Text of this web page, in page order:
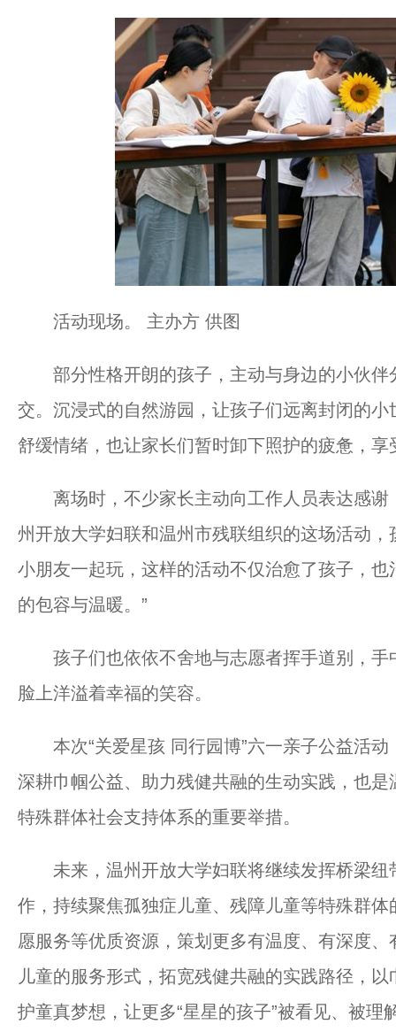
活动现场。 主办方 供图
部分性格开朗的孩子，主动与身边的小伙伴
交。沉浸式的自然游园，让孩子们远离封闭的
舒缓情绪，也让家长们暂时卸下照护的疲惫，享
离场时，不少家长主动向工作人员表达感谢
州开放大学妇联和温州市残联组织的这场活动
小朋友一起玩，这样的活动不仅治愈了孩子，
的包容与温暖。”
孩子们也依依不舍地与志愿者挥手道别，手
脸上洋溢着幸福的笑容。
本次“关爱星孩 同行园博”六一亲子公益活动
深耕巾帼公益、助力残健共融的生动实践，也
特殊群体社会支持体系的重要举措。
未来，温州开放大学妇联将继续发挥桥梁纽
作，持续聚焦孤独症儿童、残障儿童等特殊群
愿服务等优质资源，策划更多有温度、有深度
儿童的服务形式，拓宽残健共融的实践路径，
护童真梦想，让更多“星星的孩子”被看见、被